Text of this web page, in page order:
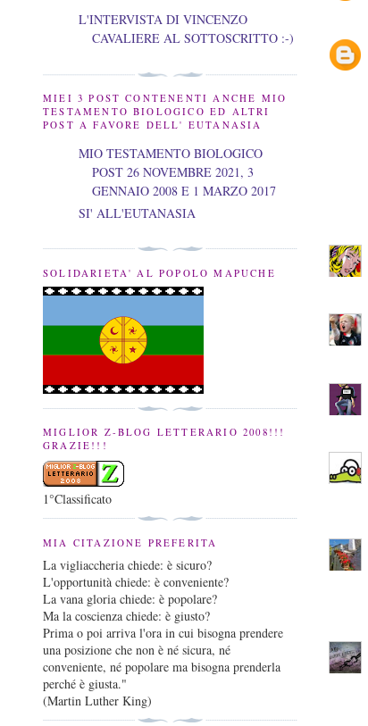
L'INTERVISTA DI VINCENZO
CAVALIERE AL SOTTOSCRITTO :-)
MIEI 3 POST CONTENENTI ANCHE MIO
TESTAMENTO BIOLOGICO ED ALTRI
POST A FAVORE DELL' EUTANASIA
MIO TESTAMENTO BIOLOGICO
POST 26 NOVEMBRE 2021, 3
GENNAIO 2008 E 1 MARZO 2017
SI' ALL'EUTANASIA
SOLIDARIETA' AL POPOLO MAPUCHE
MIGLIOR Z-BLOG LETTERARIO 2008!!!
GRAZIE!!!
1°Classificato
MIA CITAZIONE PREFERITA
La vigliaccheria chiede: è sicuro?
L'opportunità chiede: è conveniente?
La vana gloria chiede: è popolare?
Ma la coscienza chiede: è giusto?
Prima o poi arriva l'ora in cui bisogna prendere
una posizione che non è né sicura, né
conveniente, né popolare ma bisogna prenderla
perché è giusta."
(Martin Luther King)